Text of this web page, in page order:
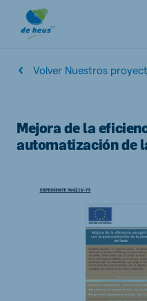
Volver Nuestros
Mejora de la
automatización de